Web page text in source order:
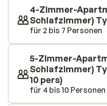
wohlverdientes
Restaurant. Dies wird
4-Zimmer-
Schlafzimmer)
für 2 bis 7 Personen
5-Zimmer-
Schlafzimmer)
10 pers)
für 4 bis 10 Personen